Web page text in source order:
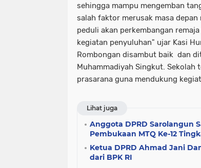
sehingga mampu mengemban
salah faktor merusak masa
peduli akan perkembangan
kegiatan penyuluhan" ujar Kasi
Rombongan disambut baik dan
Muhammadiyah Singkut. Sekolah
prasarana guna mendukung
Lihat juga
Anggota DPRD Sarolangun
Pembukaan MTQ Ke-12
Ketua DPRD Ahmad Jani
dari BPK RI